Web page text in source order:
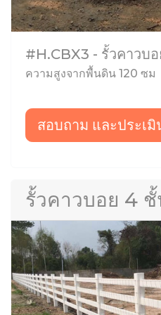
#H.CBX3 - รั้วคาวบ
ความสูงจากพื้นดิน 120 ซม
สอบถาม และประเมิ
รั้วคาวบอย 4